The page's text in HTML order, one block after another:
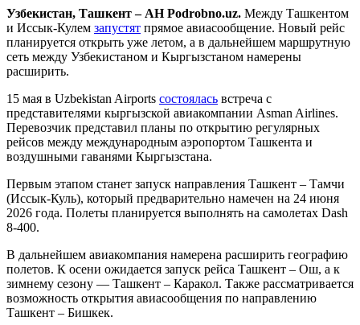
Узбекистан, Ташкент – АН Podrobno.uz. Между Ташкентом
и Иссык-Кулем запустят прямое авиасообщение. Новый рейс
планируется открыть уже летом, а в дальнейшем маршрутную
сеть между Узбекистаном и Кыргызстаном намерены
расширить.
15 мая в Uzbekistan Airports состоялась встреча с
представителями кыргызской авиакомпании Asman Airlines.
Перевозчик представил планы по открытию регулярных
рейсов между международным аэропортом Ташкента и
воздушными гаванями Кыргызстана.
Первым этапом станет запуск направления Ташкент – Тамчи
(Иссык-Куль), который предварительно намечен на 24 июня
2026 года. Полеты планируется выполнять на самолетах Dash
8-400.
В дальнейшем авиакомпания намерена расширить географию
полетов. К осени ожидается запуск рейса Ташкент – Ош, а к
зимнему сезону — Ташкент – Каракол. Также рассматривается
возможность открытия авиасообщения по направлению
Ташкент – Бишкек.